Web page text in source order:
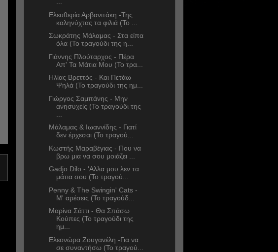
Ελευθερία Αρβανιτάκη -Της
καληνύχτας τα φιλιά (Το ...
Σωκράτης Μάλαμας - Στα είπα
όλα (Το τραγούδι της η...
Γιάννης Πλούταρχος - Πέρα
Απ' Τα Μάτια Μου (Το τρα...
Ηλίας Βρεττός - Kαι Πετάω
Ψηλά (Το τραγούδι της ημ...
Γιώργος Σαμπάνης - Μην
ανησυχείς (Το τραγούδι της
Μάλαμας & Ιωαννίδης - Γιατί
δεν έρχεσαι (Το τραγού...
Κωστής Μαραβέγιας - Που να
βρω μια να σου μοιάζει ...
Gadjo Dilo - 'Αλλα μου λεν τα
μάτια σου (Το τραγού...
Penny & The Swingin' Cats -
Μ' αρέσεις (Το τραγούδ...
Μαρίνα Σάττι - Θα Σπάσω
Κούπες (Το τραγούδι της
ημ...
Ελεονώρα Ζουγανέλη -Για να
σε συναντήσω (Το τραγού...